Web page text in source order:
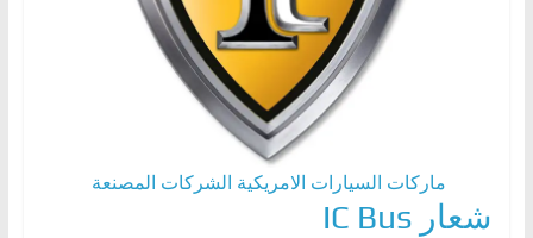
ماركات السيارات الامريكية الشركات المصنعة
شعار IC Bus